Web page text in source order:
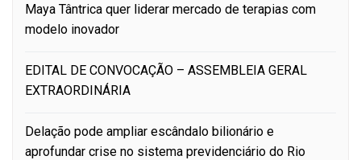
Maya Tântrica quer liderar mercado de terapias com
modelo inovador
EDITAL DE CONVOCAÇÃO – ASSEMBLEIA GERAL
EXTRAORDINÁRIA
Delação pode ampliar escândalo bilionário e
aprofundar crise no sistema previdenciário do Rio